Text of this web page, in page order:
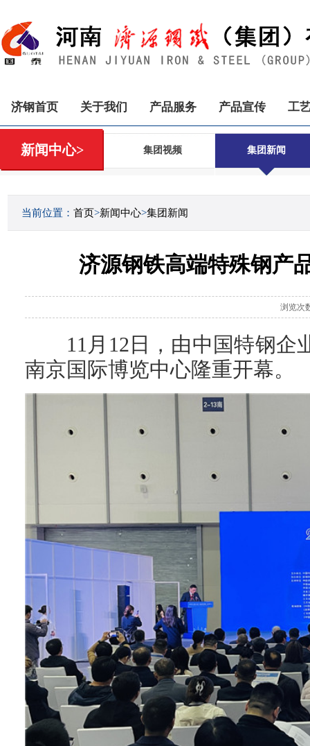
济钢首页 关于我们 产品服务 产品宣传 工
新闻中心> 集团视频 集团新闻
当前位置： 首页>新闻中心>集团新闻
济源钢铁高端特殊钢产
浏览次
11月12日，由中国特钢企
南京国际博览中心隆重开幕。